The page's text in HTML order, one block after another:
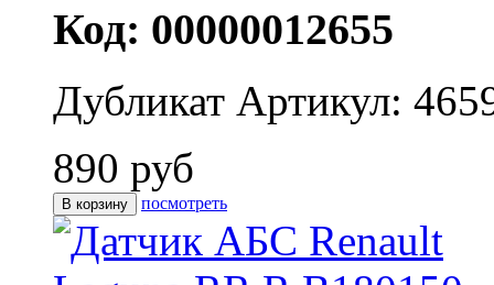
Код: 00000012655
Дубликат Артикул:
890 руб
посмотреть